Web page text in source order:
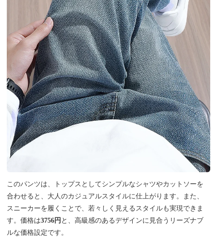
このパンツは、トップスとしてシンプルなシャツやカットソーを
合わせると、大人のカジュアルスタイルに仕上がります。また、
スニーカーを履くことで、若々しく見えるスタイルも実現できま
す。価格は3756円 と、高級感のあるデザインに見合うリーズナブ
ルな価格設定です。